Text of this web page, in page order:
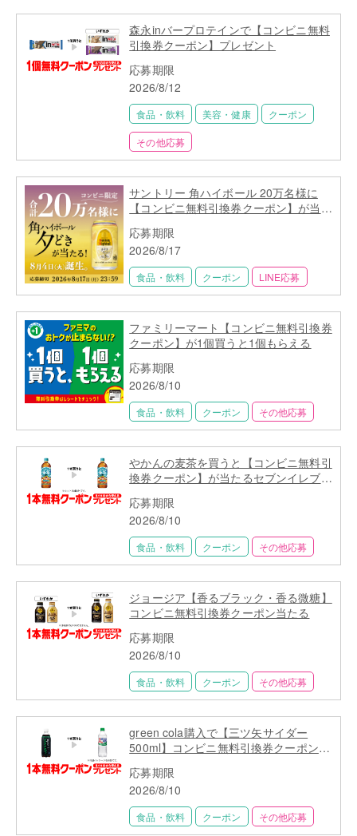
森永inバープロテインで【コンビニ無料
引換券クーポン】プレゼント
応募期限
2026/8/12
食品・飲料 美容・健康 クーポン
その他応募
サントリー 角ハイボール 20万名様に
【コンビニ無料引換券クーポン】が当た
応募期限
2026/8/17
食品・飲料 クーポン LINE応募
ファミリーマート【コンビニ無料引換券
クーポン】が1個買うと1個もらえる
応募期限
2026/8/10
食品・飲料 クーポン その他応募
やかんの麦茶を買うと【コンビニ無料引
換券クーポン】が当たるセブンイレブン
応募期限
2026/8/10
食品・飲料 クーポン その他応募
ジョージア【香るブラック・香る微糖】
コンビニ無料引換券クーポン当たる
応募期限
2026/8/10
食品・飲料 クーポン その他応募
green cola購入で【三ツ矢サイダー
500ml】コンビニ無料引換券クーポンプ
応募期限
2026/8/10
食品・飲料 クーポン その他応募